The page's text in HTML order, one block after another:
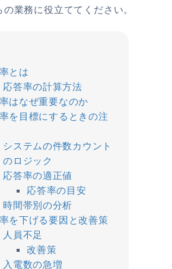
業務に役立ててください。
とは
応答率の計算方法
はなぜ重要なのか
を目標にするときの注
システムの件数カウント
のロジック
応答率の適正値
応答率の目安
時間帯別の分析
を下げる要因と改善策
人員不足
改善策
入電数の急増